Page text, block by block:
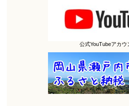
公式YouTubeアカウ